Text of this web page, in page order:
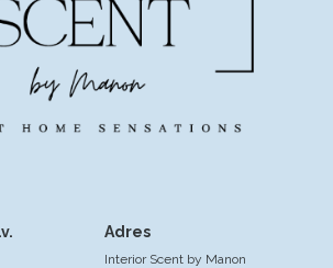
Adres
Interior Scent by Manon